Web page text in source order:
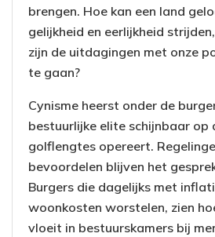
brengen. Hoe kan een land
gelijkheid en eerlijkheid
zijn de uitdagingen met onze
te gaan?
Cynisme heerst onder de
bestuurlijke elite schijnbaar op
golflengtes opereert.
bevoordelen blijven het
Burgers die dagelijks met
woonkosten worstelen, zien
vloeit in bestuurskamers bij